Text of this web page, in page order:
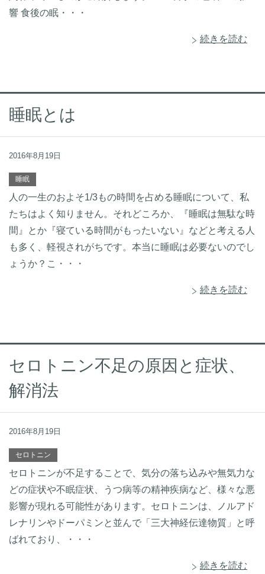
響 食後の眠・・・
続きを読む
睡眠とは
2016年8月19日
睡眠
人の一生のおよそ1/3もの時間を占める睡眠について、私
たちはよく知りません。それどころか、『睡眠は無駄な時
間』とか『寝ている時間がもったいない』などと考える人
も多く、軽視されがちです。本当に睡眠は必要ないのでし
ょうか？こ・・・
続きを読む
セロトニン不足の原因と症状、
解消法
2016年8月19日
セロトニン
セロトニンが不足することで、気分の落ち込みや無気力な
どの症状や不眠症状、うつ病等の精神疾病など、様々な悪
影響が現れる可能性があります。セロトニンは、ノルアド
レナリンやドーパミンと並んで「三大神経伝達物質」と呼
ばれており、・・・
続きを読む